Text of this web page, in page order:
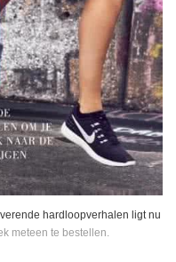
hardloopverhalen ligt nu
meteen te bestellen.